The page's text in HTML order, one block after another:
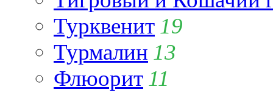
Турквенит 19
Турмалин 13
Флюорит 11